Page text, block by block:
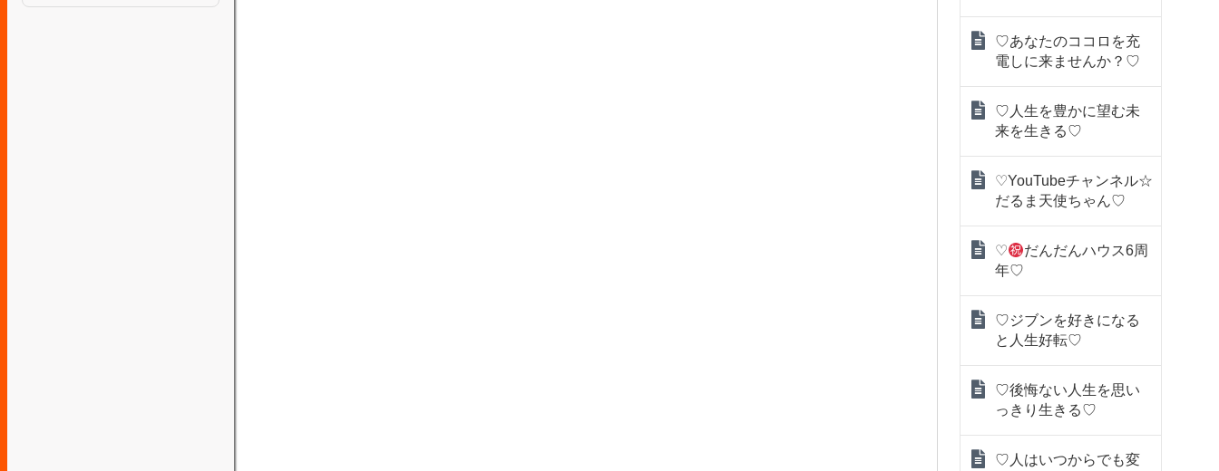
♡あなたのココロを充
電しに来ませんか？♡
♡人生を豊かに望む未
来を生きる♡
♡YouTubeチャンネル☆
だるま天使ちゃん♡
♡
だんだんハウス6周
年♡
♡ジブンを好きになる
と人生好転♡
♡後悔ない人生を思い
っきり生きる♡
♡人はいつからでも変